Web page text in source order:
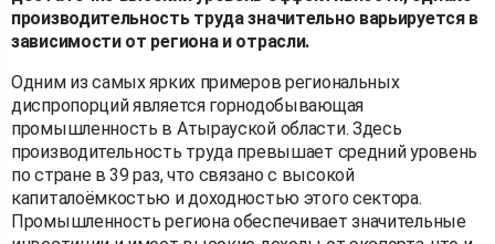
производительность труда значительно варьируется в
зависимости от региона и отрасли.
Одним из самых ярких примеров региональных
диспропорций является горнодобывающая
промышленность в Атырауской области. Здесь
производительность труда превышает средний уровень
по стране в 39 раз, что связано с высокой
капиталоёмкостью и доходностью этого сектора.
Промышленность региона обеспечивает значительные